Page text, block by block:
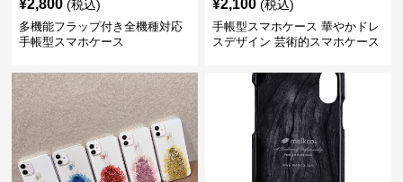
¥2,800 (税込)
多機能フラップ付き全機種対応
手帳型スマホケース
¥2,100 (税込)
手帳型スマホケース 華やかドレ
スデザイン 芸術的スマホケース